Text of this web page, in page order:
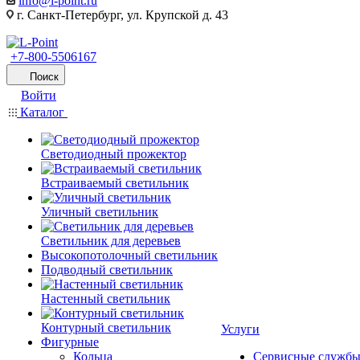
г. Санкт-Петербург, ул. Крупской д. 43
+7-800-5506167
Поиск
Войти
Каталог
Светодиодный прожектор
Встраиваемый светильник
Уличный светильник
Светильник для деревьев
Высокопотолочный светильник
Подводный светильник
Настенный светильник
Контурный светильник
Фигурные
Кольца
Услуги
Сервисные службы